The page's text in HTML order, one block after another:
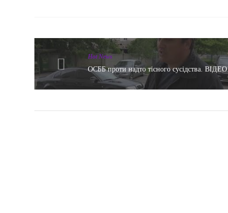
Hot News
ОСББ проти надто тісного сусідства. ВІДЕО